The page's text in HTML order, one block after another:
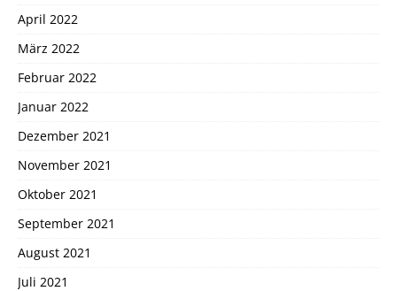
April 2022
März 2022
Februar 2022
Januar 2022
Dezember 2021
November 2021
Oktober 2021
September 2021
August 2021
Juli 2021